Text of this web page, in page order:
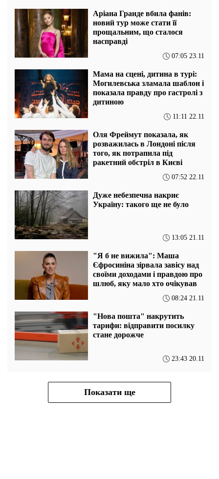
Аріана Гранде вбила фанів:
новий тур може стати її
прощальним, що сталося
насправді
07:05 23.11
Мама на сцені, дитина в турі:
Могилевська зламала шаблон і
показала правду про гастролі з
дитиною
11:11 22.11
Оля Фреймут показала, як
розважилась в Лондоні після
того, як потрапила під
ракетний обстріл в Києві
07:52 22.11
Дуже небезпечна накриє
Україну: такого ще не було
13:05 21.11
"Я б не вижила": Маша
Єфросиніна зірвала завісу над
своїми доходами і правдою про
шлюб, яку мало хто очікував
08:24 21.11
"Нова пошта" накрутить
тарифи: відправити посилку
стане дорожче
23:43 20.11
Показати ще